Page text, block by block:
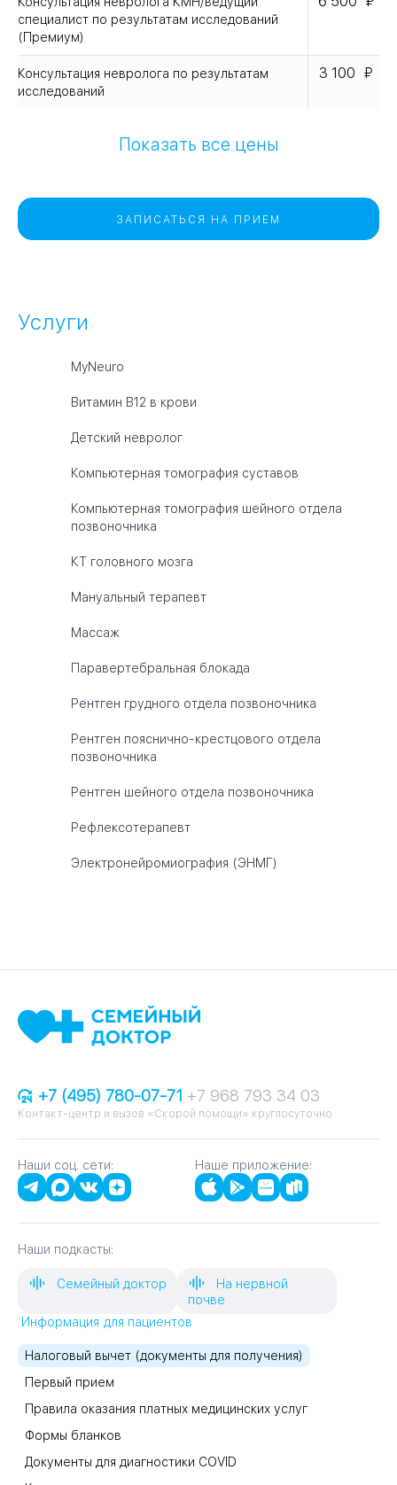
специалист по результатам исследований
(Премиум)
Консультация невролога по результатам
исследований
3 100
Показать все цены
ЗАПИСАТЬСЯ НА ПРИЕМ
Услуги
MyNeuro
Витамин B12 в крови
Детский невролог
Компьютерная томография суставов
Компьютерная томография шейного отдела
позвоночника
КТ головного мозга
Мануальный терапевт
Массаж
Паравертебральная блокада
Рентген грудного отдела позвоночника
Рентген пояснично-крестцового отдела
позвоночника
Рентген шейного отдела позвоночника
Рефлексотерапевт
Электронейромиография (ЭНМГ)
+7 (495) 780-07-71 +7 968 793 34 03
Контакт-центр и вызов «Скорой помощи» круглосуточно
Наши соц. сети: Наше приложение:
Наши подкасты:
Семейный доктор
На нервной
почве
Информация для пациентов
Налоговый вычет (документы для получения)
Первый прием
Правила оказания платных медицинских услуг
Формы бланков
Документы для диагностики COVID